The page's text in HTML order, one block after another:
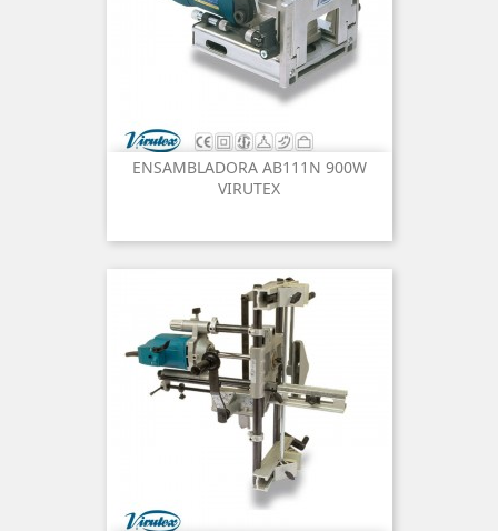
ENSAMBLADORA AB111N 900W
VIRUTEX